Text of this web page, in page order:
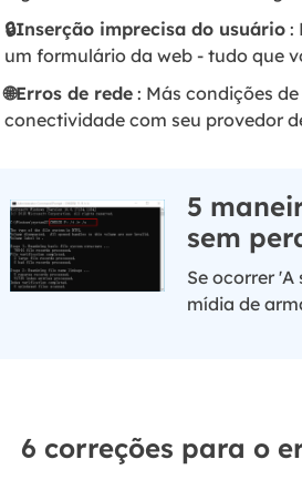
🔒Inserção imprecisa do usuário :
um formulário da web - tudo que
🌐Erros de rede : Más condições
conectividade com seu provedor
5
sem
Se ocorrer
mídia de
6 correções para o